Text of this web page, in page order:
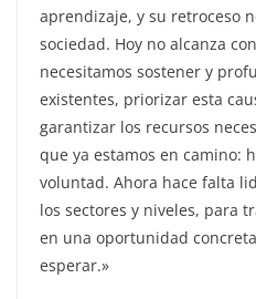
aprendizaje, y su retroceso
sociedad. Hoy no alcanza
necesitamos sostener y
existentes, priorizar esta
garantizar los recursos
que ya estamos en camino:
voluntad. Ahora hace falta
los sectores y niveles, para
en una oportunidad
esperar.»